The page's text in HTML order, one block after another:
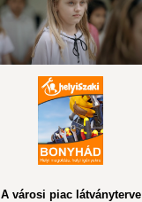
A városi piac látványterve